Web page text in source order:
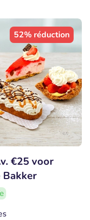
52% réduction
€25 voor
Bakker